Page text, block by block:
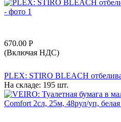
670.00 Р
(Включая НДС)
PLEX: STIRO BLEACH
На складе: 195 шт.